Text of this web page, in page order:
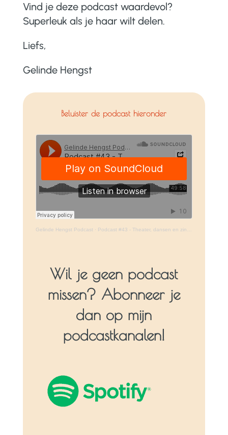
Vind je deze podcast waardevol?
Superleuk als je haar wilt delen.
Liefs,
Gelinde Hengst
Beluister de podcast hieronder
Gelinde Hengst Podcast · Podcast #43 - Theater, dansen en zingen voor ontwikkeling kinderen – in gesprek met Tessa Wulff
Wil je geen podcast
missen? Abonneer je
dan op mijn
podcastkanalen!